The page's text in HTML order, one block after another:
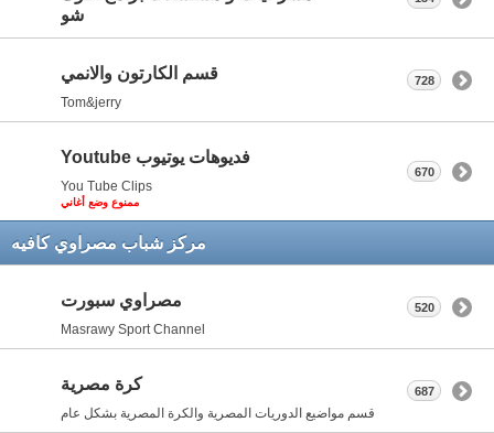
شو
قسم الكارتون والانمي
Tom&jerry
728
فديوهات يوتيوب Youtube
You Tube Clips
ممنوع وضع أغاني
670
مركز شباب مصراوي كافيه
مصراوي سبورت
Masrawy Sport Channel
520
كرة مصرية
قسم مواضيع الدوريات المصرية والكرة المصرية بشكل عام
687